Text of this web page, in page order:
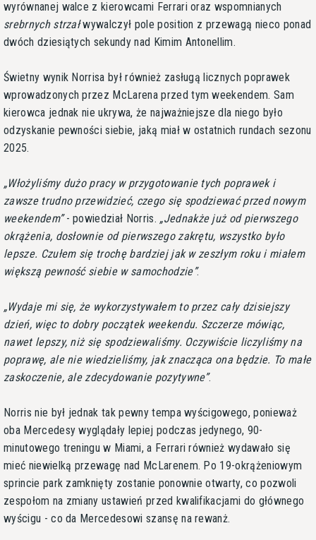
wyrównanej walce z kierowcami Ferrari oraz wspomnianych
srebrnych strzałwywalczył pole position z przewagą nieco ponad
dwóch dziesiątych sekundy nad Kimim Antonellim.
Świetny wynik Norrisa był również zasługą licznych poprawek
wprowadzonych przez McLarena przed tym weekendem. Sam
kierowca jednak nie ukrywa, że najważniejsze dla niego było
odzyskanie pewności siebie, jaką miał w ostatnich rundach sezonu
2025.
Włożyliśmy dużo pracy w przygotowanie tych poprawek i
zawsze trudno przewidzieć, czego się spodziewać przed nowym
weekendem - powiedział Norris.
Jednakże już od pierwszego
okrążenia, dosłownie od pierwszego zakrętu, wszystko było
lepsze. Czułem się trochę bardziej jak w zeszłym roku i miałem
większą pewność siebie w samochodzie .
Wydaje mi się, że wykorzystywałem to przez cały dzisiejszy
dzień, więc to dobry początek weekendu. Szczerze mówiąc,
nawet lepszy, niż się spodziewaliśmy. Oczywiście liczyliśmy na
poprawę, ale nie wiedzieliśmy, jak znacząca ona będzie. To małe
zaskoczenie, ale zdecydowanie pozytywne .
Norris nie był jednak tak pewny tempa wyścigowego, ponieważ
oba Mercedesy wyglądały lepiej podczas jedynego, 90-
minutowego treningu w Miami, a Ferrari również wydawało się
mieć niewielką przewagę nad McLarenem. Po 19-okrążeniowym
sprincie park zamknięty zostanie ponownie otwarty, co pozwoli
zespołom na zmiany ustawień przed kwalifikacjami do głównego
wyścigu - co da Mercedesowi szansę na rewanż.